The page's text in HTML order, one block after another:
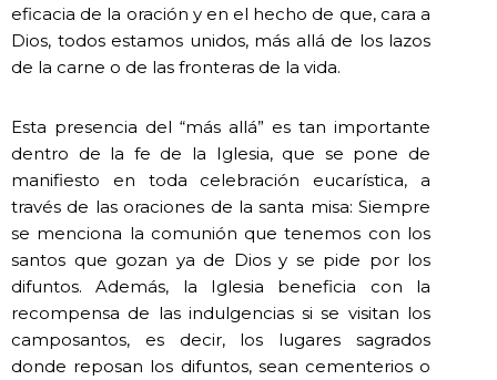
eficacia de la oración y en el hecho de que, cara a
Dios, todos estamos unidos, más allá de los lazos
de la carne o de las fronteras de la vida.
Esta presencia del “más allá” es tan importante
dentro de la fe de la Iglesia, que se pone de
manifiesto en toda celebración eucarística, a
través de las oraciones de la santa misa: Siempre
se menciona la comunión que tenemos con los
santos que gozan ya de Dios y se pide por los
difuntos. Además, la Iglesia beneficia con la
recompensa de las indulgencias si se visitan los
camposantos, es decir, los lugares sagrados
donde reposan los difuntos, sean cementerios o